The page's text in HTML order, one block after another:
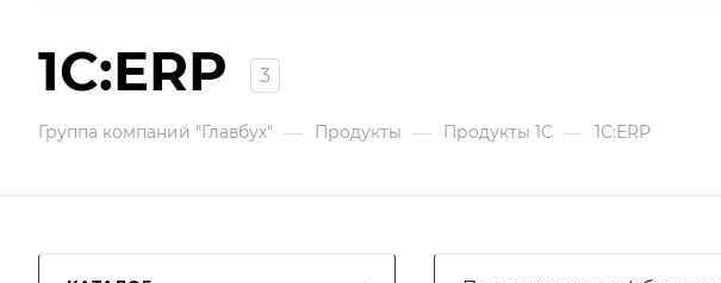
1С:ERP 3
Группа компаний "Главбух" — Продукты — Продукты 1С — 1С:ERP